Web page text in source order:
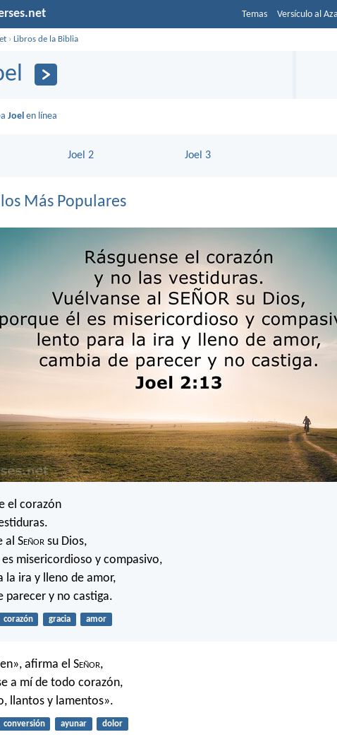
Temas Versículo al
›Libros de la Biblia
Joel en línea
Joel 2 Joel 3
Más Populares
el corazón
al Señor su Dios,
misericordioso y compasivo,
la ira y lleno de amor,
parecer y no castiga.
corazón gracia amor
afirma el Señor,
a mí de todo corazón,
llantos y lamentos».
conversión ayunar dolor